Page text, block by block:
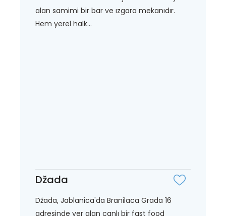
alan samimi bir bar ve ızgara mekanıdır.
Hem yerel halk...
Džada
Džada, Jablanica'da Branilaca Grada 16
adresinde yer alan canlı bir fast food